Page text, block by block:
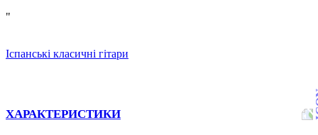
"
Іспанські класичні гітари
ХАРАКТЕРИСТИКИ